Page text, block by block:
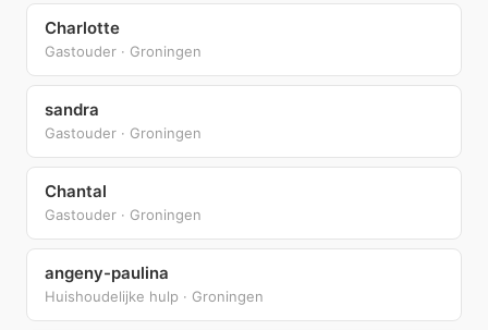
Charlotte
Gastouder · Groningen
sandra
Gastouder · Groningen
Chantal
Gastouder · Groningen
angeny-paulina
Huishoudelijke hulp · Groningen